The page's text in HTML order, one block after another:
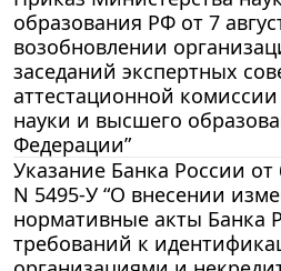
образования РФ от 7
возобновлении
заседаний экспертных
аттестационной
науки и высшего
Федерации”
Указание Банка России от
N 5495-У “О внесении
нормативные акты Банка
требований к